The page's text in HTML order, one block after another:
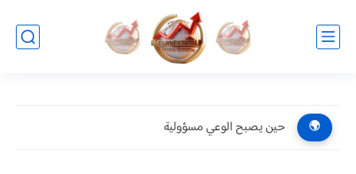
🌍 حين يصبح الوعي مسؤولية